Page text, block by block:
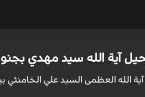
آية الله سيد مهدي
آية الله العظمى السيد علي